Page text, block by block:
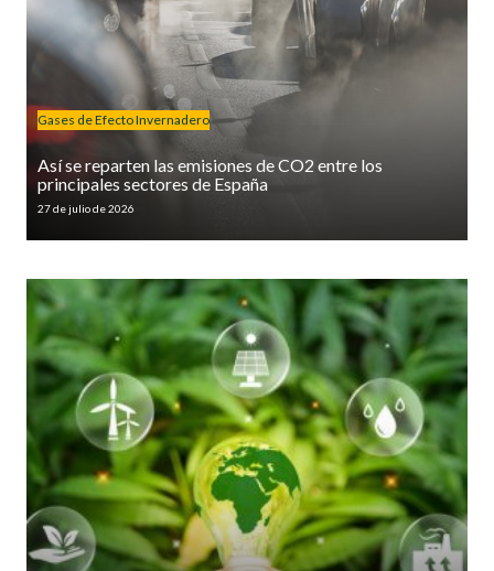
Gases de Efecto Invernadero
Así se reparten las emisiones de CO2 entre los
principales sectores de España
27 de julio de 2026